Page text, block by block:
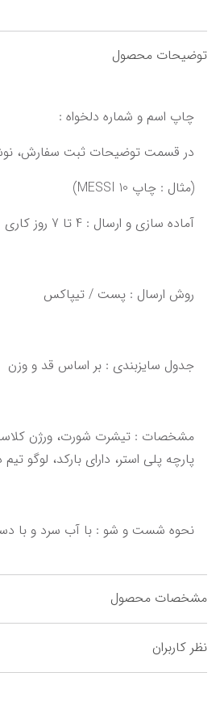
توضیحات محصول
چاپ اسم و شماره دلخواه :
در قسمت توضیحات ثبت سفارش،
(مثال : چاپ MESSI 10)
آماده سازی و ارسال : 4 تا 7 روز کاری‌‌‌‌‌‌
روش ارسال : پست / تیپاکس
‌پارچه پلی استر، دارای بارکد، لوگو تیم دوخت‌‌‌،‌
نحوه شست و شو : با آب سرد و با
مشخصات محصول
نظر کاربران